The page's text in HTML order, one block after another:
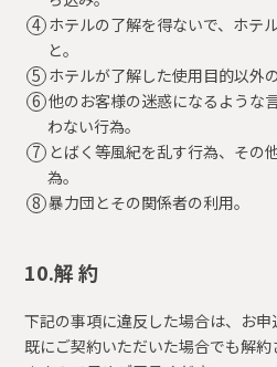
ホテルの了解を得ないで、ホテ
と。
ホテルが了解した使用目的以外
他のお客様の迷惑になるような
わない行為。
とばく等風紀を乱す行為、その
為。
暴力団とその関係者の利用。
10.解 約
下記の事項に違反した場合は、お申
既にご契約いただいた場合でも解